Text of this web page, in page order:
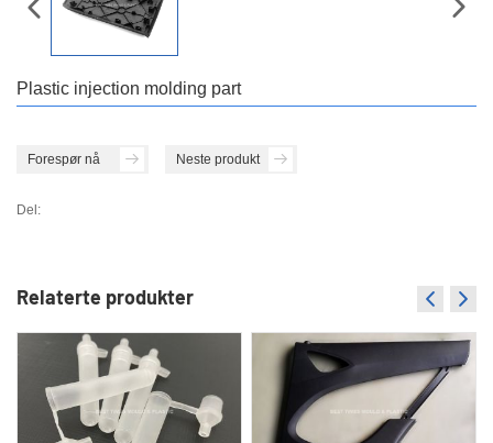
Plastic injection molding part
Forespør nå Neste produkt
Del:
Relaterte produkter